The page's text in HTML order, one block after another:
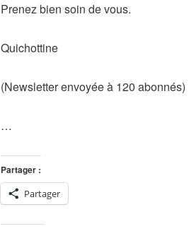
Prenez bien soin de vous.
Quichottine
(Newsletter envoyée à 120 abonnés)
…
Partager :
Partager